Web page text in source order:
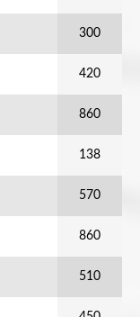
300
420
860
138
570
860
510